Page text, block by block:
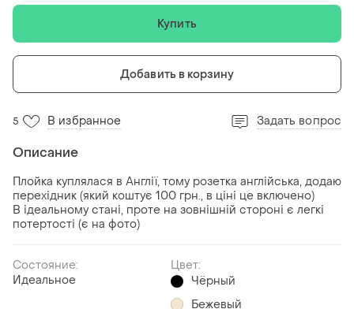
Купить
Добавить в корзину
5 В избранное Задать вопрос
Описание
Плойка куплялася в Англії, тому розетка англійська, додаю
перехідник (який коштує 100 грн., в ціні це включено)
В ідеальному стані, проте на зовнішній стороні є легкі
потертості (є на фото)
Состояние:
Идеальное
Цвет:
Чёрный
Бежевый